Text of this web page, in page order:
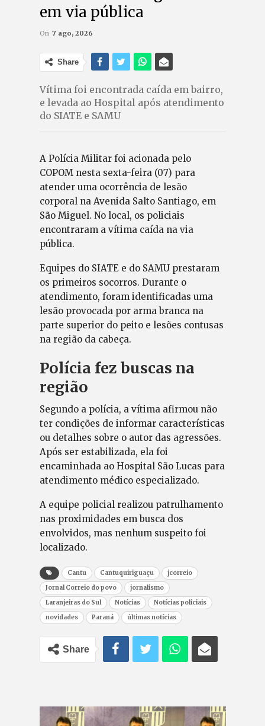
em via pública
On 7 ago, 2026
Share
Vítima foi encontrada caída em bairro,
e levada ao Hospital após atendimento
do SIATE e SAMU
A Polícia Militar foi acionada pelo
COPOM nesta sexta-feira (07) para
atender uma ocorrência de lesão
corporal na Avenida Salto Santiago, em
São Miguel. No local, os policiais
encontraram a vítima caída na via
pública.
Equipes do SIATE e do SAMU prestaram
os primeiros socorros. Durante o
atendimento, foram identificadas uma
lesão provocada por arma branca na
parte superior do peito e lesões contusas
na região da cabeça.
Polícia fez buscas na
região
Segundo a polícia, a vítima afirmou não
ter condições de informar características
ou detalhes sobre o autor das agressões.
Após ser estabilizada, ela foi
encaminhada ao Hospital São Lucas para
atendimento médico especializado.
A equipe policial realizou patrulhamento
nas proximidades em busca dos
envolvidos, mas nenhum suspeito foi
localizado.
Cantu Cantuquiriguaçu
jcorreio
Jornal Correio do povo
jornalismo
Laranjeiras do Sul
Notícias
Notícias policiais
novidades
Paraná últimas notícias
Share